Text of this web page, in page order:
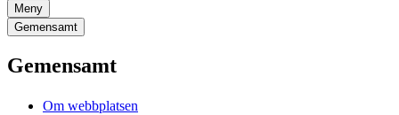
Meny
Gemensamt
Gemensamt
Om webbplatsen